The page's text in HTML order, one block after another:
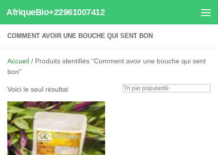
Au dessous du contenu
AfriqueBio+22961007412
COMMENT AVOIR UNE BOUCHE QUI SENT BON
Accueil / Produits identifiés “Comment avoir une bouche qui sent
bon”
Voici le seul résultat